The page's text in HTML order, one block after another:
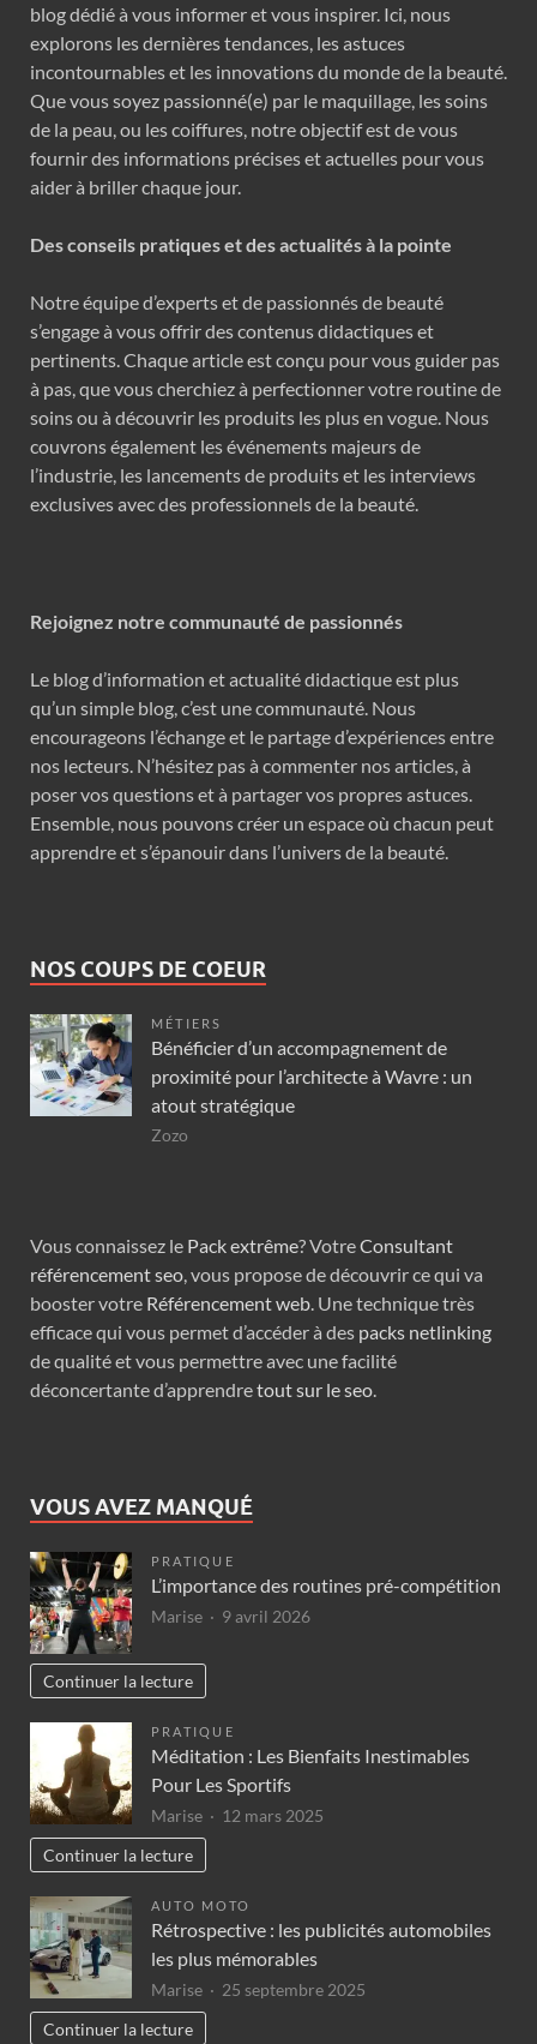
blog dédié à vous informer et vous inspirer. Ici, nous
explorons les dernières tendances, les astuces
incontournables et les innovations du monde de la beauté.
Que vous soyez passionné(e) par le maquillage, les soins
de la peau, ou les coiffures, notre objectif est de vous
fournir des informations précises et actuelles pour vous
aider à briller chaque jour.
Des conseils pratiques et des actualités à la pointe
Notre équipe d’experts et de passionnés de beauté
s’engage à vous offrir des contenus didactiques et
pertinents. Chaque article est conçu pour vous guider pas
à pas, que vous cherchiez à perfectionner votre routine de
soins ou à découvrir les produits les plus en vogue. Nous
couvrons également les événements majeurs de
l’industrie, les lancements de produits et les interviews
exclusives avec des professionnels de la beauté.
Rejoignez notre communauté de passionnés
Le blog d’information et actualité didactique est plus
qu’un simple blog, c’est une communauté. Nous
encourageons l’échange et le partage d’expériences entre
nos lecteurs. N’hésitez pas à commenter nos articles, à
poser vos questions et à partager vos propres astuces.
Ensemble, nous pouvons créer un espace où chacun peut
apprendre et s’épanouir dans l’univers de la beauté.
NOS COUPS DE COEUR
MÉTIERS
Bénéficier d’un accompagnement de
proximité pour l’architecte à Wavre : un
atout stratégique
Zozo
Vous connaissez le Pack extrême? VotreConsultant
référencement seo, vous propose de découvrir ce qui va
booster votre Référencement web. Une technique très
efficace qui vous permet d’accéder à des packs netlinking
de qualité et vous permettre avec une facilité
déconcertante d’apprendretout sur le seo.
VOUS AVEZ MANQUÉ
PRATIQUE
L’importance des routines pré-compétition
Marise 9 avril 2026
Continuer la lecture
PRATIQUE
Méditation : Les Bienfaits Inestimables
Pour Les Sportifs
Marise
12 mars 2025
Continuer la lecture
AUTO MOTO
Rétrospective : les publicités automobiles
les plus mémorables
Marise
25 septembre 2025
Continuer la lecture